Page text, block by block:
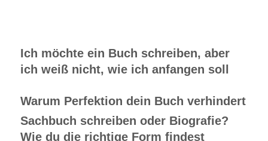
Ich möchte ein Buch schreiben, aber
ich weiß nicht, wie ich anfangen soll
Warum Perfektion dein Buch verhindert
Sachbuch schreiben oder Biografie?
Wie du die richtige Form findest